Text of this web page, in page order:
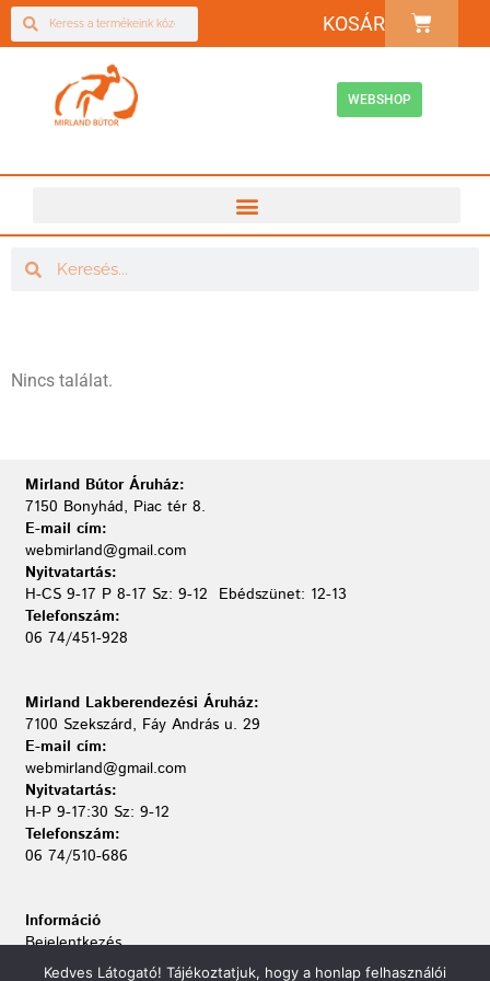
KOSÁR
WEBSHOP
Nincs találat.
Információ
Bejelentkezés
Kapcsolat
Mirland Lakberendezési Áruház:
7100 Szekszárd, Fáy András u. 29
E-mail cím:
webmirland@gmail.com
Nyitvatartás:
H-P 9-17:30 Sz: 9-12
Telefonszám:
06 74/510-686
Mirland Bútor Áruház:
7150 Bonyhád, Piac tér 8.
E-mail cím:
webmirland@gmail.com
Nyitvatartás:
H-CS 9-17 P 8-17 Sz: 9-12 Ebédszünet: 12-13
Telefonszám:
06 74/451-928
Kedves Látogató! Tájékoztatjuk, hogy a honlap felhasználói